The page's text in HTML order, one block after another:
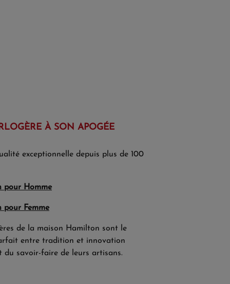
À SON APOGÉE
exceptionnelle depuis plus de 100
pour Homme
Femme
de la maison Hamilton sont le
entre tradition et innovation
savoir-faire de leurs artisans.